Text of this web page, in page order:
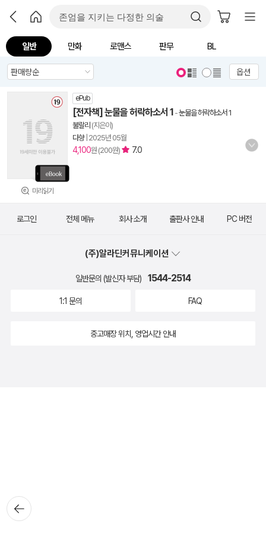
일반 만화 로맨스 판무 BL
옵션
미리읽기
ePub
[전자책] 눈물을 허락하소서 1 -눈물을 허락하소서 1
불랄리 (지은이)
다향| 2025년 05월
4,100원 (200원) 7.0
뒤로가
기
로그인 전체 메뉴 회사 소개 출판사 안내 PC 버전
(주)알라딘커뮤니케이션
일반문의 (발신자 부담) 1544-2514
1:1 문의 FAQ
중고매장 위치, 영업시간 안내